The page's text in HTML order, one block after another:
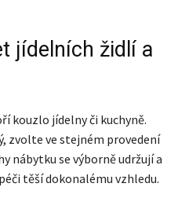
jídelních židlí a
kouzlo jídelny či kuchyně.
zvolte ve stejném provedení
nábytku se výborně udržují a
těší dokonalému vzhledu.